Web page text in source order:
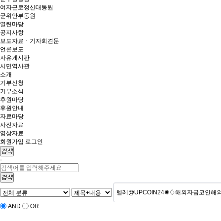
여자근로정신대동원
군위안부동원
열린마당
공지사항
보도자료ㆍ기자회견문
언론보도
자유게시판
시민역사관
소개
기부신청
기부소식
후원마당
후원안내
자료마당
사진자료
영상자료
회원가입 로그인
검색
검색
AND OR